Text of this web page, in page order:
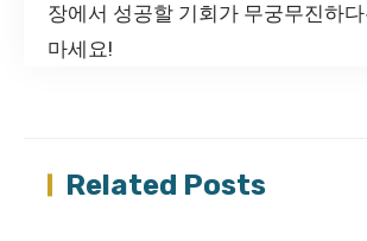
장에서 성공할 기회가 무궁무진하
마세요!
Related Posts